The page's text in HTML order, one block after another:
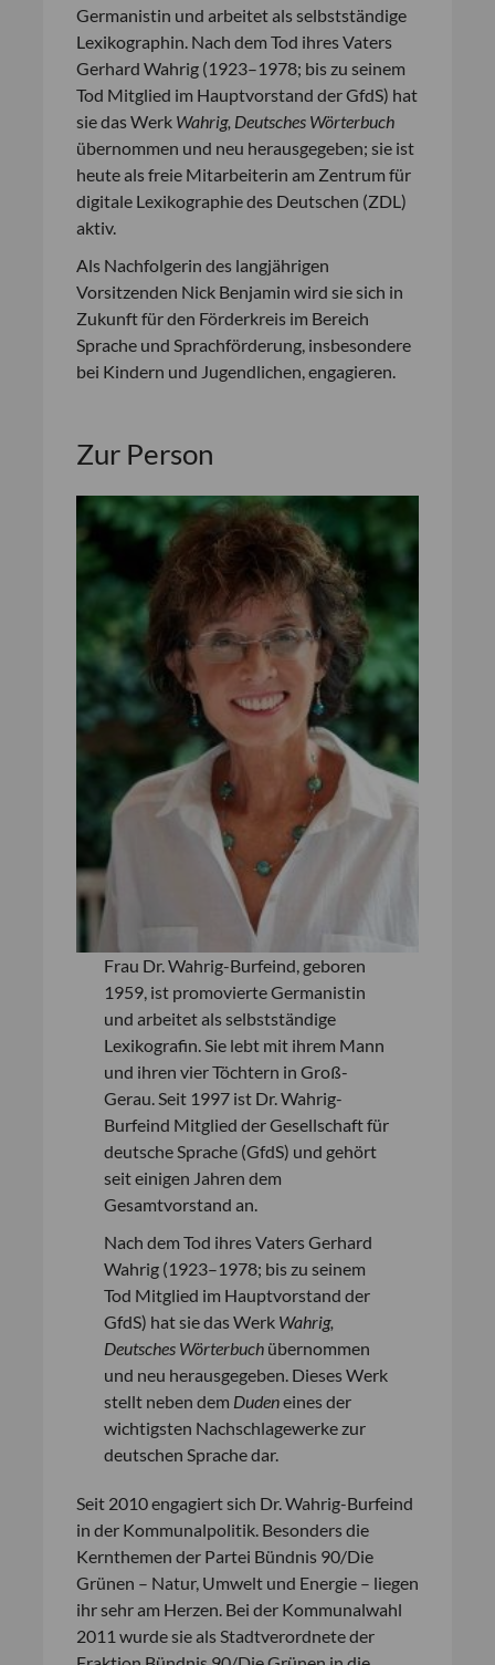
Germanistin und arbeitet als selbstständige
Lexikographin. Nach dem Tod ihres Vaters
Gerhard Wahrig (1923–1978; bis zu seinem
Tod Mitglied im Hauptvorstand der GfdS) hat
sie das Werk Wahrig, Deutsches Wörterbuch
übernommen und neu herausgegeben; sie ist
heute als freie Mitarbeiterin am Zentrum für
digitale Lexikographie des Deutschen (ZDL)
aktiv.
Als Nachfolgerin des langjährigen
Vorsitzenden Nick Benjamin wird sie sich in
Zukunft für den Förderkreis im Bereich
Sprache und Sprachförderung, insbesondere
bei Kindern und Jugendlichen, engagieren.
Zur Person
Frau Dr. Wahrig-Burfeind, geboren
1959, ist promovierte Germanistin
und arbeitet als selbstständige
Lexikografin. Sie lebt mit ihrem Mann
und ihren vier Töchtern in Groß-
Gerau. Seit 1997 ist Dr. Wahrig-
Burfeind Mitglied der Gesellschaft für
deutsche Sprache (GfdS) und gehört
seit einigen Jahren dem
Gesamtvorstand an.
Nach dem Tod ihres Vaters Gerhard
Wahrig (1923–1978; bis zu seinem
Tod Mitglied im Hauptvorstand der
GfdS) hat sie das Werk Wahrig,
Deutsches Wörterbuch übernommen
und neu herausgegeben. Dieses Werk
stellt neben dem Dudeneines der
wichtigsten Nachschlagewerke zur
deutschen Sprache dar.
Seit 2010 engagiert sich Dr. Wahrig-Burfeind
in der Kommunalpolitik. Besonders die
Kernthemen der Partei Bündnis 90/Die
Grünen – Natur, Umwelt und Energie – liegen
ihr sehr am Herzen. Bei der Kommunalwahl
2011 wurde sie als Stadtverordnete der